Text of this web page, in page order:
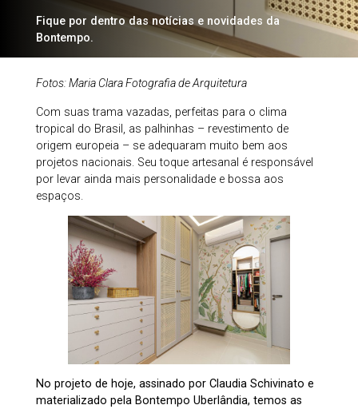
Fique por dentro das notícias e novidades da
Bontempo.
Fotos: Maria Clara Fotografia de Arquitetura
Com suas trama vazadas, perfeitas para o clima
tropical do Brasil, as palhinhas – revestimento de
origem europeia – se adequaram muito bem aos
projetos nacionais. Seu toque artesanal é responsável
por levar ainda mais personalidade e bossa aos
espaços.
No projeto de hoje, assinado por Claudia Schivinato e
materializado pela Bontempo Uberlândia, temos as